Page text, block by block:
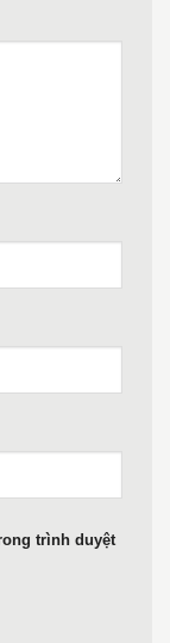
trình duyệt